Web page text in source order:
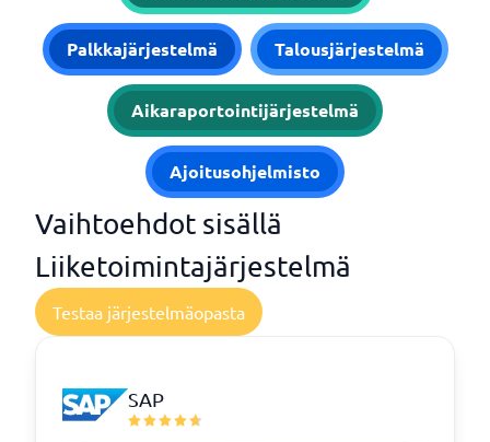
Palkkajärjestelmä Talousjärjestelmä
Aikaraportointijärjestelmä
Ajoitusohjelmisto
Vaihtoehdot sisällä
Liiketoimintajärjestelmä
Testaa järjestelmäopasta
SAP